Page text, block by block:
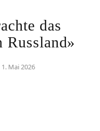
das
Russland»
1. Mai 2026